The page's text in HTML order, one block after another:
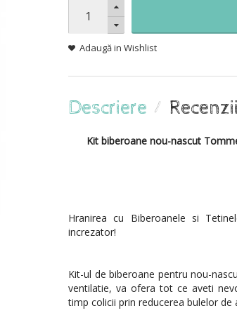
Adaugă in Wishlist
Kit biberoane nou-nascut
Hranirea cu Biberoanele si
increzator!
Kit-ul de biberoane pentru nou-
ventilatie, va ofera tot ce aveti
timp colicii prin reducerea bulelor de